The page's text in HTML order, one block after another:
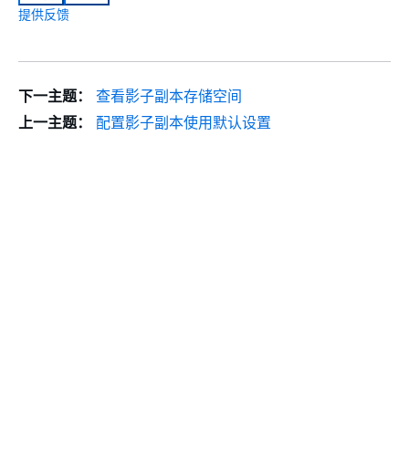
提供反馈
下一主题：
查看影子副本存储空间
上一主题：
配置影子副本使用默认设置